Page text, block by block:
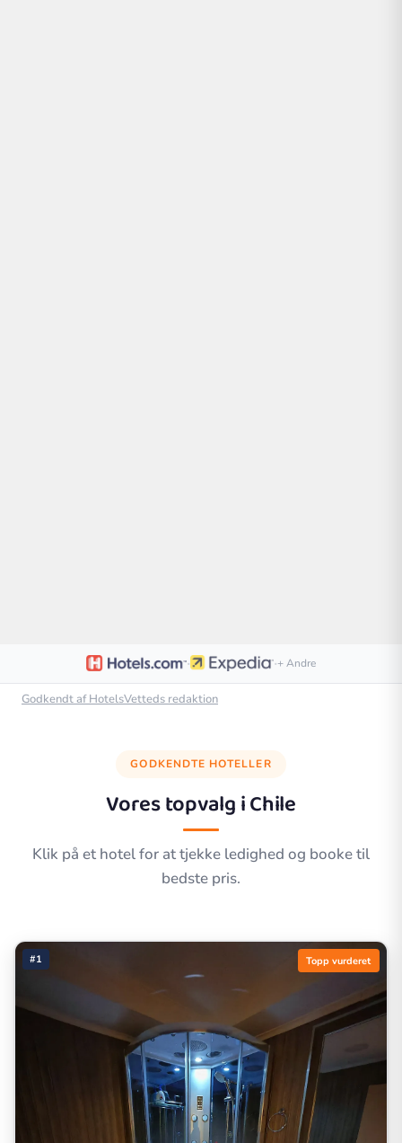
· ·+ Andre
Godkendt af HotelsVetteds redaktion
GODKENDTE HOTELLER
Vores topvalg iChile
Klik på et hotel for at tjekke ledighed og booke til
bedste pris.
#1 Topp vurderet